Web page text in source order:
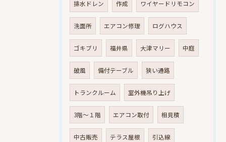
排水ドレン 作成 ワイヤードリモコン
洗面所 エアコン修理 ログハウス
ゴキブリ 福井県 大津マリー 中庭
破風 備付テーブル 狭い通路
トランクルーム 室外機吊り上げ
3階～１階 エアコン取付 相見積
中古販売 テラス屋根 引込線